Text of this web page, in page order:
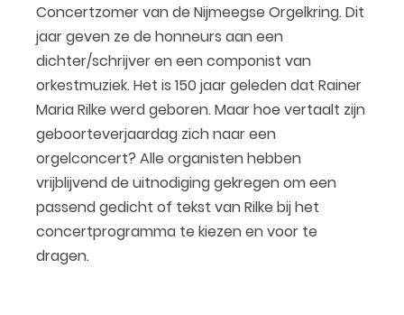
Concertzomer van de Nijmeegse Orgelkring. Dit
jaar geven ze de honneurs aan een
dichter/schrijver en een componist van
orkestmuziek. Het is 150 jaar geleden dat Rainer
Maria Rilke werd geboren. Maar hoe vertaalt zijn
geboorteverjaardag zich naar een
orgelconcert? Alle organisten hebben
vrijblijvend de uitnodiging gekregen om een
passend gedicht of tekst van Rilke bij het
concertprogramma te kiezen en voor te
dragen.